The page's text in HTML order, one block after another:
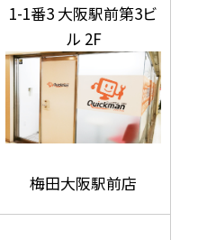
1-1番3 大阪駅前第3ビ
ル 2F
梅田大阪駅前店